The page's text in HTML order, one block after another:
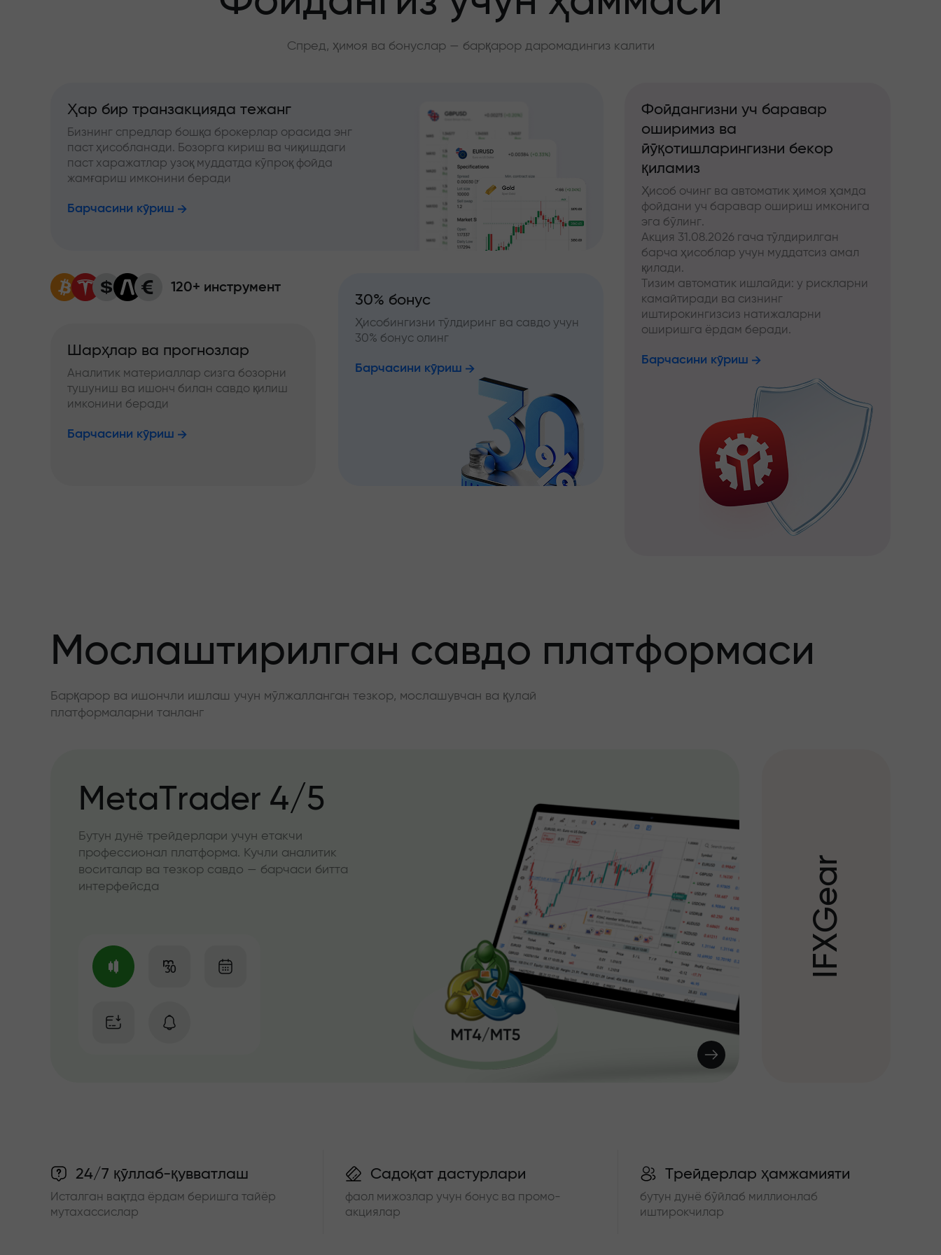
Спред, ҳимоя ва бонуслар — барқарор даромадингиз калити
Ҳар бир транзакцияда тежанг
Бизнинг спредлар бошқа брокерлар орасида энг
паст ҳисобланади. Бозорга кириш ва чиқишдаги
паст харажатлар узоқ муддатда кўпроқ фойда
жамғариш имконини беради
Барчасини кўриш
120+ инструмент
Шарҳлар ва прогнозлар
Аналитик материаллар сизга бозорни
тушуниш ва ишонч билан савдо қилиш
имконини беради
Барчасини кўриш
30% бонус
Ҳисобингизни тўлдиринг ва савдо учун
30% бонус олинг
Барчасини кўриш
Фойдангизни уч баравар
оширимиз ва
йўқотишларингизни бекор
қиламиз
Ҳисоб очинг ва автоматик ҳимоя ҳамда
фойдани уч баравар ошириш имконига
эга бўлинг.
Акция 31.08.2026 гача тўлдирилган
барча ҳисоблар учун муддатсиз амал
қилади.
Тизим автоматик ишлайди: у рискларни
камайтиради ва сизнинг
иштирокингизсиз натижаларни
оширишга ёрдам беради.
Барчасини кўриш
Мослаштирилган савдо платформаси
Барқарор ва ишончли ишлаш учун мўлжалланган тезкор, мослашувчан ва қулай
платформаларни танланг
MetaTrader 4/5
Бутун дунё трейдерлари учун етакчи
профессионал платформа. Кучли аналитик
воситалар ва тезкор савдо — барчаси битта
интерфейсда
I
F
X
G
e
a
r
24/7 қўллаб-қувватлаш
Исталган вақтда ёрдам беришга тайёр
мутахассислар
Садоқат дастурлари
фаол мижозлар учун бонус ва промо-
акциялар
Трейдерлар ҳамжамияти
бутун дунё бўйлаб миллионлаб
иштирокчилар